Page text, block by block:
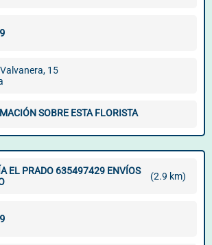
15
SOBRE ESTA FLORISTA
EL PRADO 635497429 ENVÍOS
(2.9 km)